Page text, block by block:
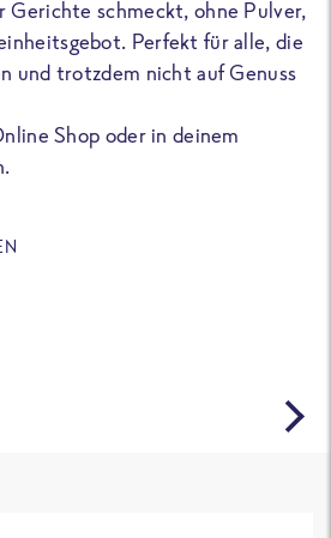
Gerichte schmeckt, ohne Pulver,
Perfekt für alle, die
und trotzdem nicht auf Genuss
Shop oder in deinem